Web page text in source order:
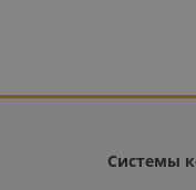
Системы